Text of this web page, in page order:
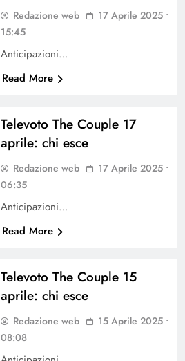
Redazione web
17 Aprile 2025 •
15:45
Anticipazioni…
Read More
Televoto The Couple 17
aprile: chi esce
Redazione web
17 Aprile 2025 •
06:35
Anticipazioni…
Read More
Televoto The Couple 15
aprile: chi esce
Redazione web
15 Aprile 2025 •
08:08